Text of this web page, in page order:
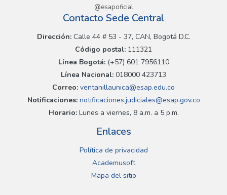
@esapoficial
Contacto Sede Central
Dirección:Calle 44 # 53 - 37, CAN, Bogotá D.C.
Código postal: 111321
Línea Bogotá:(+57) 601 7956110
Línea Nacional: 018000 423713
Correo: ventanillaunica@esap.edu.co
Notificaciones:notificaciones.judiciales@esap.gov.co
Horario:Lunes a viernes, 8 a.m. a 5 p.m.
Enlaces
Política de privacidad
Academusoft
Mapa del sitio